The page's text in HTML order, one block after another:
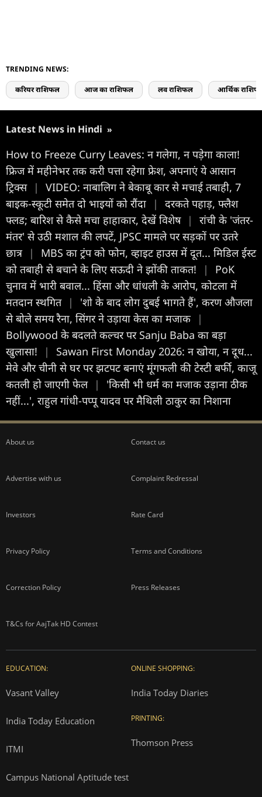
TRENDING NEWS:
करियर राशिफल आज का राशिफल लव राशिफल आर्थिक
Latest News in Hindi »
How to Freeze Curry Leaves: न गलेगा, न पड़ेगा काला!
फ्रिज में महीनेभर तक करी पत्ता रहेगा फ्रेश, अपनाएं ये आसान
ट्रिक्स |
VIDEO: नाबालिग ने बेकाबू कार से मचाई तबाही, 7
बाइक-स्कूटी समेत दो भाइयों को रौंदा
|
दरकते पहाड़, फ्लैश
फ्लड; बारिश से कैसे मचा हाहाकार, देखें विशेष |
रांची के 'जंतर-
मंतर' से उठी मशाल की लपटें, JPSC मामले पर सड़कों पर उतरे
छात्र |
MBS का ट्रंप को फोन, व्हाइट हाउस में दूत... मिडिल ईस्ट
को तबाही से बचाने के लिए सऊदी ने झोंकी ताकत!
|
PoK
चुनाव में भारी बवाल... हिंसा और धांधली के आरोप, कोटला में
मतदान स्थगित |
'शो के बाद लोग दुबई भागते हैं', करण औजला
से बोले समय रैना, सिंगर ने उड़ाया केस का मजाक
|
Bollywood के बदलते कल्चर पर Sanju Baba का बड़ा
खुलासा!
|
Sawan First Monday 2026: न खोया, न दूध...
मेवे और चीनी से घर पर झटपट बनाएं मूंगफली की टेस्टी बर्फी, काजू
कतली हो जाएगी फेल |
'किसी भी धर्म का मजाक उड़ाना ठीक
नहीं...', राहुल गांधी-पप्पू यादव पर मैथिली ठाकुर का निशाना
About us Contact us
Advertise with us Complaint Redressal
Investors Rate Card
Privacy Policy Terms and Conditions
Correction Policy Press Releases
T&Cs for AajTak HD Contest
EDUCATION:
Vasant Valley
India Today Education
ITMI
Campus National Aptitude test
ONLINE SHOPPING:
India Today Diaries
PRINTING:
Thomson Press